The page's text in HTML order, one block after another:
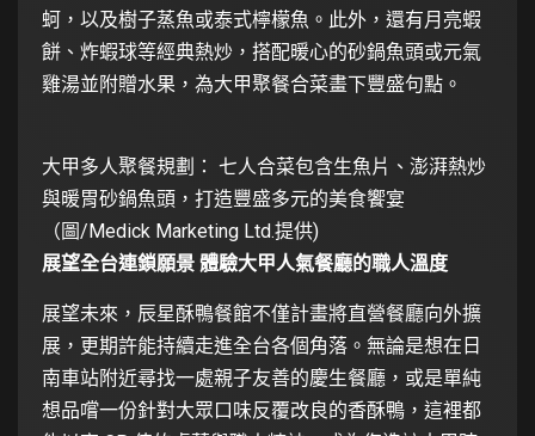
蚵，以及樹子蒸魚或泰式檸檬魚。此外，還有月亮蝦
餅、炸蝦球等經典熱炒，搭配暖心的砂鍋魚頭或元氣
雞湯並附贈水果，為大甲聚餐合菜畫下豐盛句點。
大甲多人聚餐規劃： 七人合菜包含生魚片、澎湃熱炒
與暖胃砂鍋魚頭，打造豐盛多元的美食饗宴
（圖/Medick Marketing Ltd.提供)
展望全台連鎖願景 體驗大甲人氣餐廳的職人溫度
展望未來，辰星酥鴨餐館不僅計畫將直營餐廳向外擴
展，更期許能持續走進全台各個角落。無論是想在日
南車站附近尋找一處親子友善的慶生餐廳，或是單純
想品嚐一份針對大眾口味反覆改良的香酥鴨，這裡都